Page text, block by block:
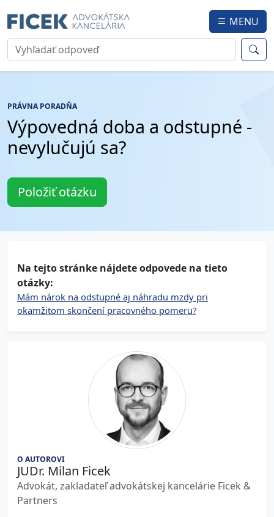
MENU
PRÁVNA PORADŇA
Výpovedná doba a odstupné -
nevylučujú sa?
Položiť otázku
Na tejto stránke nájdete odpovede na tieto
otázky:
Mám nárok na odstupné aj náhradu mzdy pri
okamžitom skončení pracovného pomeru?
O AUTOROVI
JUDr. Milan Ficek
Advokát, zakladateľ advokátskej kancelárie Ficek &
Partners